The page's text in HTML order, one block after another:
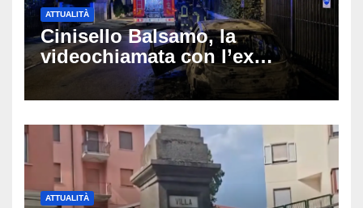
ATTUALITÀ
Cinisello Balsamo, la
videochiamata con l’ex
fidanzata e il dramma: 35enne
lotta tra la vita e la morte
ATTUALITÀ